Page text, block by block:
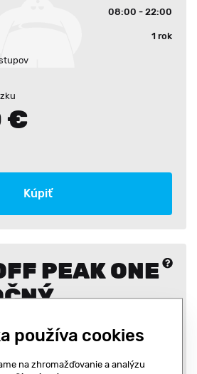
08:00 - 22:00
1 rok
€
Kúpiť
PEAK ONE
používa cookies
na zhromažďovanie a analýzu